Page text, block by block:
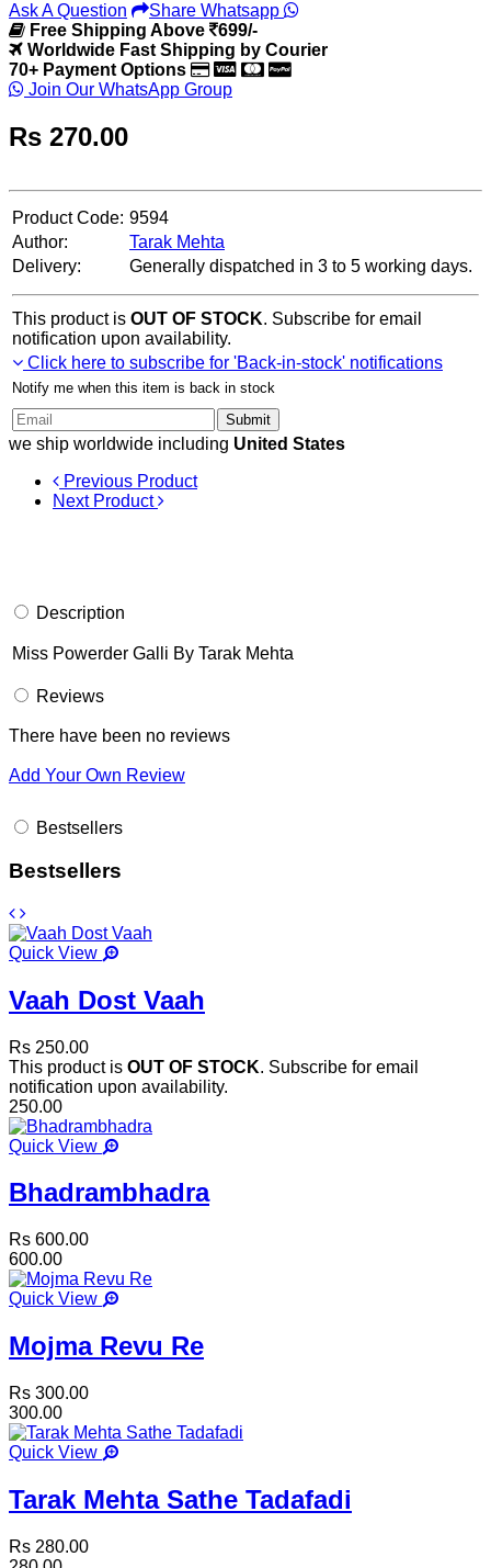
Ask A Question
Share Whatsapp
Free Shipping Above
699/-
Worldwide Fast Shipping by Courier
70+ Payment Options
Join Our WhatsApp Group
Rs 270.00
Product Code: 9594
Author:
Tarak Mehta
Delivery:
Generally dispatched in 3 to 5 working days.
This product is OUT OF STOCK. Subscribe for email
notification upon availability.
Click here to subscribe for 'Back-in-stock' notifications
Notify me when this item is back in stock
Submit
we ship worldwide including United States
Previous Product
Next Product
Description
Miss Powerder Galli By Tarak Mehta
Reviews
There have been no reviews
Add Your Own Review
Bestsellers
Bestsellers
Quick View
Vaah Dost Vaah
Rs 250.00
This product is OUT OF STOCK. Subscribe for email
notification upon availability.
250.00
Quick View
Bhadrambhadra
Rs 600.00
600.00
Quick View
Mojma Revu Re
Rs 300.00
300.00
Quick View
Tarak Mehta Sathe Tadafadi
Rs 280.00